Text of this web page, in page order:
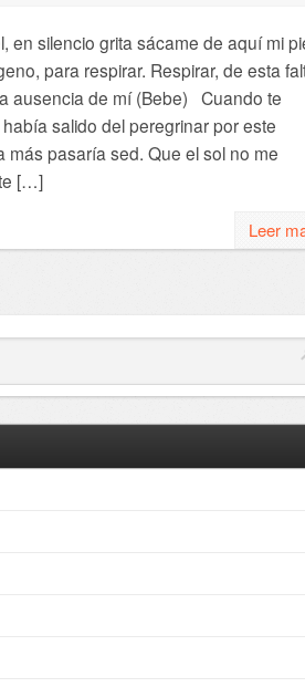
en silencio grita sácame de aquí mi
para respirar. Respirar, de esta
ausencia de mí (Bebe) Cuando te
salido del peregrinar por este
más pasaría sed. Que el sol no me
[…]
Leer